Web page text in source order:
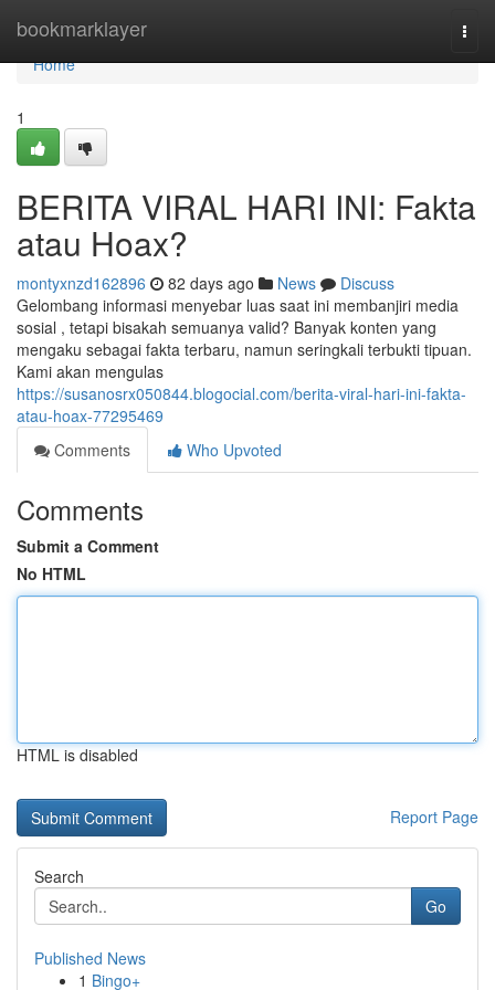
bookmarklayer
Home
Home
1
BERITA VIRAL HARI INI: Fakta
atau Hoax?
montyxnzd162896 82 days ago News
Discuss
Gelombang informasi menyebar luas saat ini membanjiri media
sosial , tetapi bisakah semuanya valid? Banyak konten yang
mengaku sebagai fakta terbaru, namun seringkali terbukti tipuan.
Kami akan mengulas
https://susanosrx050844.blogocial.com/berita-viral-hari-ini-fakta-
atau-hoax-77295469
Comments
Who Upvoted
Comments
Submit a Comment
No HTML
HTML is disabled
Report Page
Search
Go
Published News
1 Bingo+